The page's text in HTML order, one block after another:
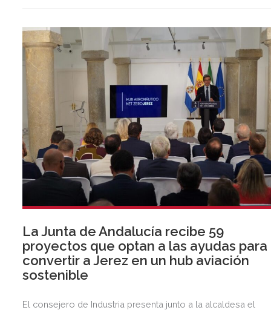
La Junta de Andalucía recibe 59
proyectos que optan a las ayudas para
convertir a Jerez en un hub aviación
sostenible
El consejero de Industria presenta junto a la alcaldesa el